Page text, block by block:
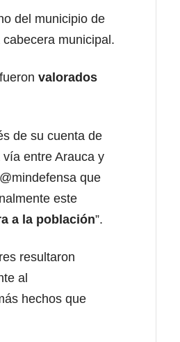
del municipio de
municipal.
valorados
de su cuenta de
entre Arauca y
que
este
a la población”.
resultaron
al
hechos que